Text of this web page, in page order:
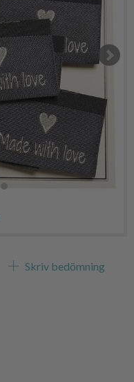
Skriv bedömning